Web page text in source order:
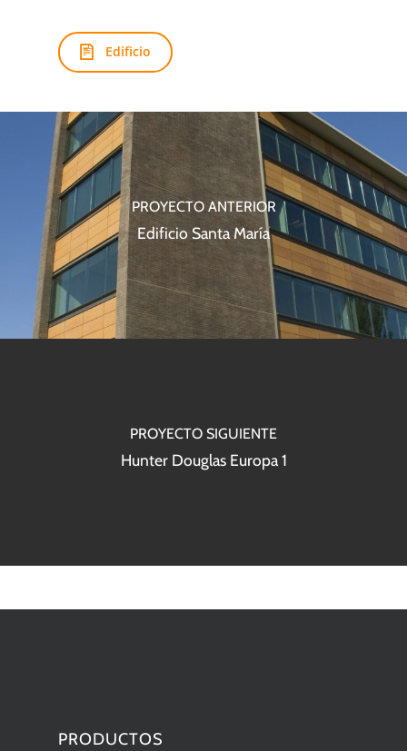
Edificio
PROYECTO ANTERIOR
Edificio Santa María
PROYECTO SIGUIENTE
Hunter Douglas Europa 1
PRODUCTOS